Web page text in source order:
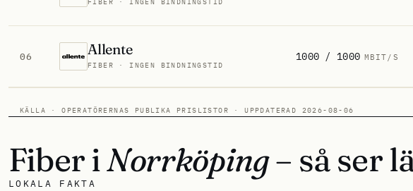
FIBER · INGEN BINDNINGSTID
06 Allente
FIBER · INGEN BINDNINGSTID
1000 / 1000 MBIT/S
KÄLLA · OPERATÖRERNAS PUBLIKA PRISLISTOR · UPPDATERAD 2026-08-06
Fiber iNorrköping– så ser
LOKALA FAKTA